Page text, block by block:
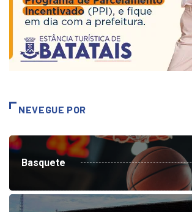
NEVEGUE POR
Basquete